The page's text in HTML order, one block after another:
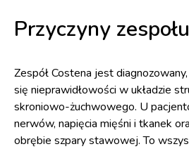
Przyczyny
Zespół Costena jest
się nieprawidłowości w układzie
skroniowo-żuchwowego. U
nerwów, napięcia mięśni i tkanek
obrębie szpary stawowej. To